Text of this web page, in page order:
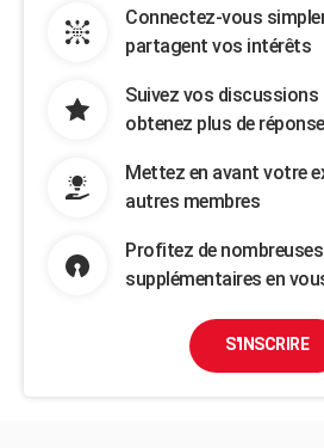
Connectez-vous
partagent vos intérêts
Suivez vos
obtenez plus de
Mettez en avant votre
autres membres
Profitez de
supplémentaires en
S'INSCRIRE